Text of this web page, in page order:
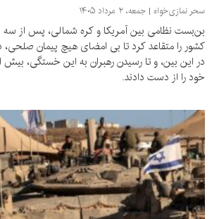
سحر نمازی‌خواه جمعه، ۲ مرداد ۱۴۰۵
بن‌بست نظامی بین آمریکا و کره شمالی، پس از سه
کشور را متقاعد کرد تا بی امضای هیچ پیمان
در این بین، و تا رسیدن رهبران به این خستگی،
خود را از دست دادند.